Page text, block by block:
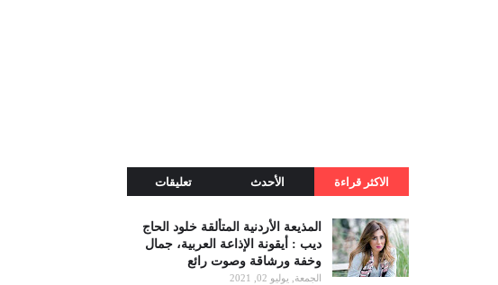
الاكثر قراءة الأحدث تعليقات
المذيعة الأردنية المتألقة خلود الحاج
ديب : أيقونة الإذاعة العربية، جمال
وخفة ورشاقة وصوت رائع
الجمعة, يوليو 02, 2021